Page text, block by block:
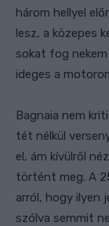
három hellyel
lesz, a közepes
sokat fog
ideges a
Bagnaia nem
tét nélkül
el, ám kívülről
történt meg. A
arról, hogy ilyen
szólva semmit